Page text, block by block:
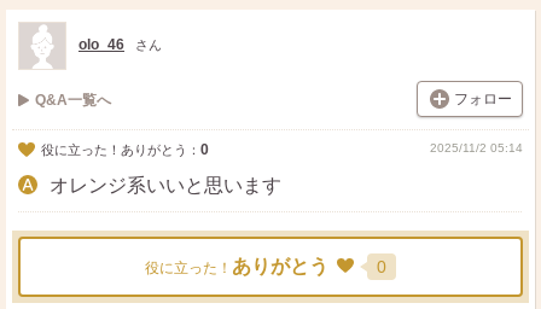
olo_46 さん
Q&A一覧へ フォロー
役に立った！ありがとう： 0 2025/11/2 05:14
オレンジ系いいと思います
役に立った！ ありがとう 0